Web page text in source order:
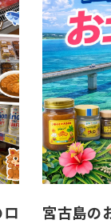
宮古島の